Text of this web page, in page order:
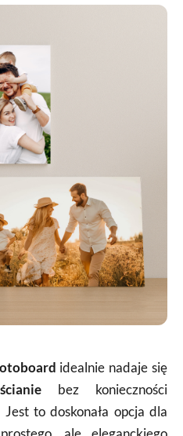
idealnie nadaje się
bez konieczności
to doskonała opcja dla